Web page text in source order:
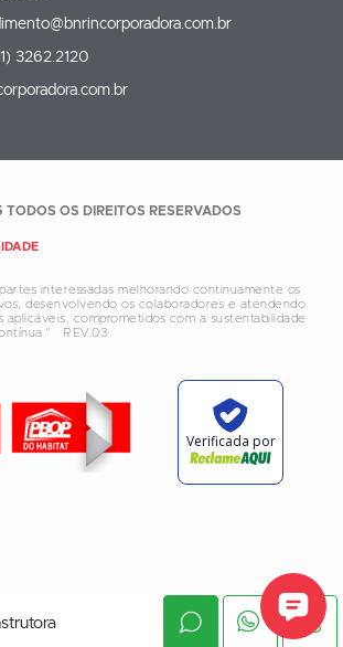
3262.2120
OS DIREITOS RESERVADOS
interessadas melhorando continuamente os
desenvolvendo os colaboradores e atendendo
aplicáveis, comprometidos com a sustentabilidade
REV.03
Verificada por